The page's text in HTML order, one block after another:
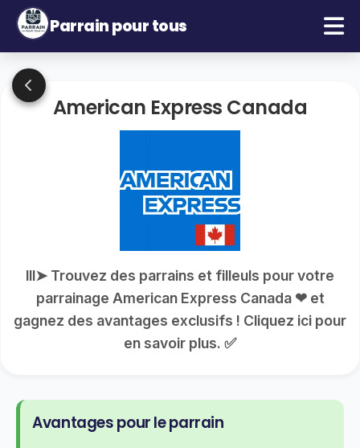
Parrain pour tous
American Express Canada
lll➤ Trouvez des parrains et filleuls pour votre
parrainage American Express Canada ❤ et
gagnez des avantages exclusifs ! Cliquez ici pour
en savoir plus. ✅
Avantages pour le parrain